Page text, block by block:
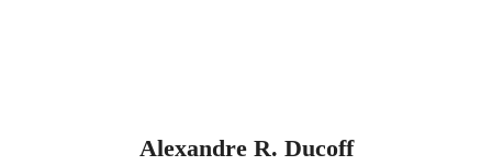
Alexandre R. Ducoff